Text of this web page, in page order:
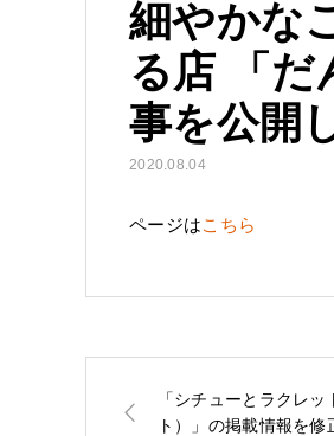
細やかな
る店 「
事を公開
2020.08.04
ページはこちら
「シチューとラクレ
ト）」の掲載情報を修